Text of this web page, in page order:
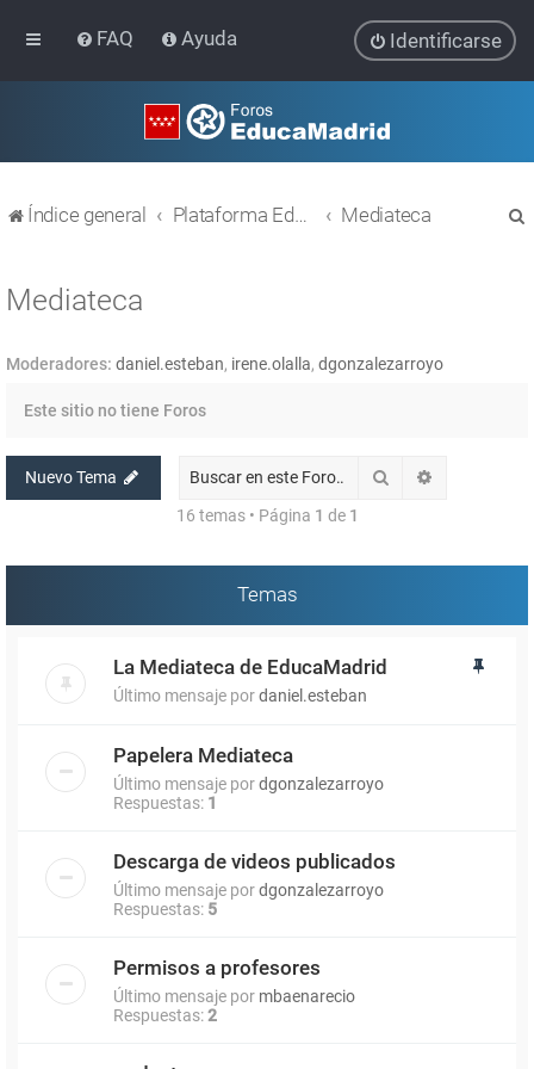
FAQ Ayuda Identificarse
Índice general Plataforma Educativa EducaMadrid Mediateca
Mediateca
Moderadores: daniel.esteban, irene.olalla, dgonzalezarroyo
Este sitio no tiene Foros
Nuevo Tema Buscar
16 temas • Página 1 de 1
Temas
La Mediateca de EducaMadrid
Último mensaje pordaniel.esteban
Papelera Mediateca
Último mensaje pordgonzalezarroyo
Respuestas: 1
Descarga de videos publicados
Último mensaje pordgonzalezarroyo
Respuestas: 5
Permisos a profesores
Último mensaje por mbaenarecio
Respuestas:2